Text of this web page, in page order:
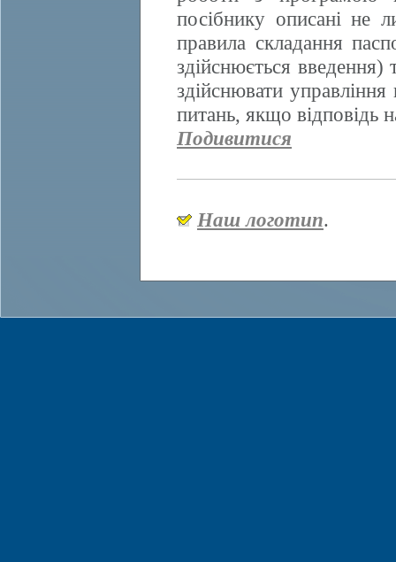
посібнику описані не
правила складання
здійснюється
здійснювати
питань, якщо відповідь
Подивитися
Наш логотип.